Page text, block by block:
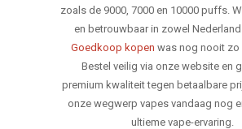
zoals de 9000, 7000 en 10000 puffs.
en betrouwbaar in zowel
Goedkoop kopen was nog nooit zo
Bestel veilig via onze website en
premium kwaliteit tegen betaalbare
onze wegwerp vapes vandaag nog
ultieme vape-ervaring.